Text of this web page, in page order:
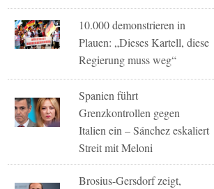
10.000 demonstrieren in
Plauen: „Dieses Kartell, diese
Regierung muss weg“
Spanien führt
Grenzkontrollen gegen
Italien ein – Sánchez eskaliert
Streit mit Meloni
Brosius-Gersdorf zeigt,